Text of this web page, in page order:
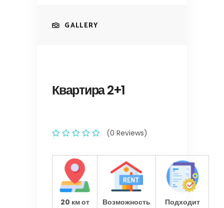
GALLERY
Квартира 2+1
(0 Reviews)
20 км от
Возможность
Подходит